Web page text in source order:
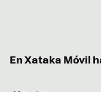
En Xataka Móvil